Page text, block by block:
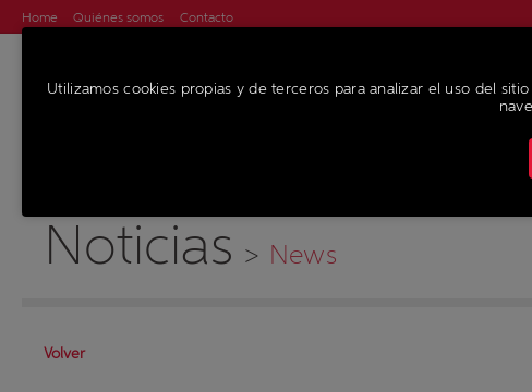
Home Quiénes somos Contacto
MÁQUINAS
Noticias > News
Volver
Utilizamos cookies propias y de terceros para analizar el uso del